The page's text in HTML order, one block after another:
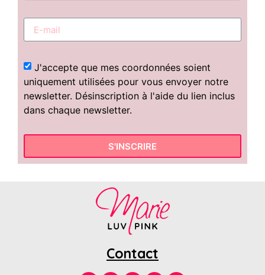
J'accepte que mes coordonnées soient
uniquement utilisées pour vous envoyer notre
newsletter. Désinscription à l'aide du lien inclus
dans chaque newsletter.
S'INSCRIRE
Contact